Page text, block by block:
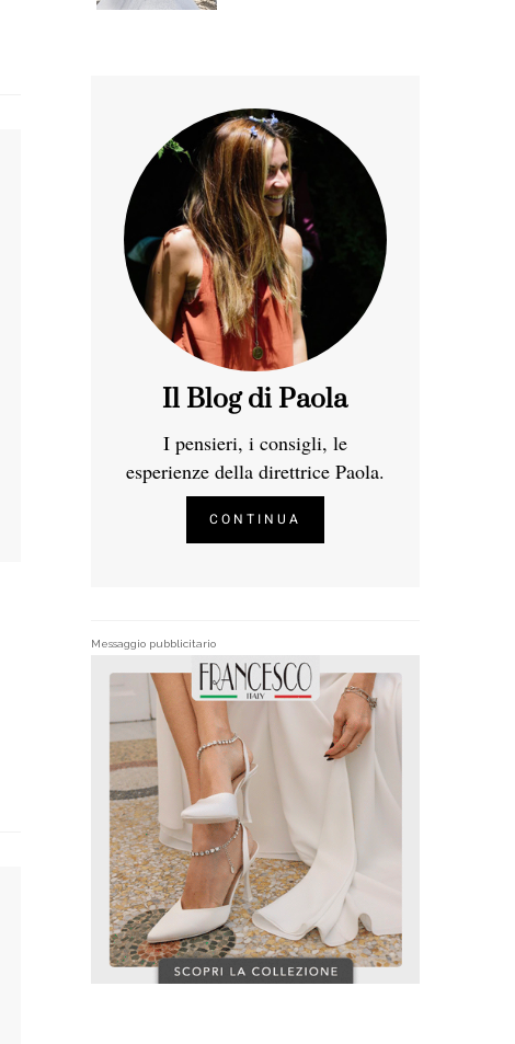
Il Blog di Paola
I pensieri, i consigli, le
esperienze della direttrice Paola.
CONTINUA
Messaggio pubblicitario